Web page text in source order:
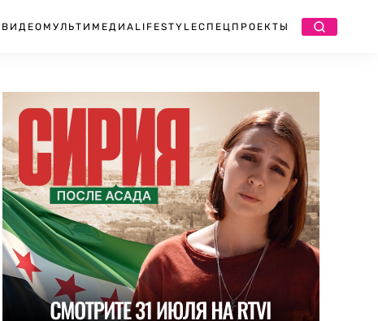
ВИДЕО МУЛЬТИМЕДИА LIFESTYLEСПЕЦПРОЕКТЫ